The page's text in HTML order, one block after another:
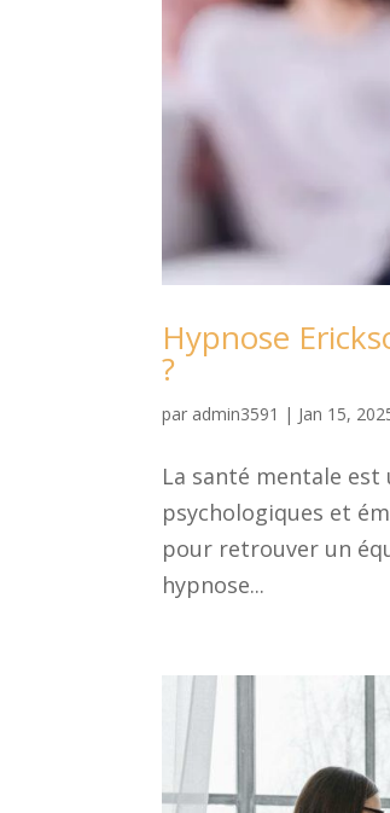
Hypnose
?
par admin3591 | Jan 15,
La santé mentale
psychologiques et
pour retrouver un
hypnose...